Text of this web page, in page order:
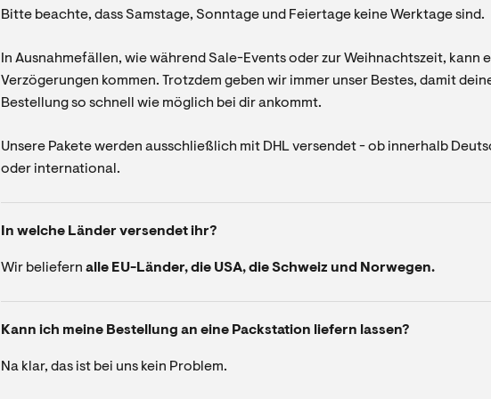
Bitte beachte, dass Samstage, Sonntage und Feiertage keine Werktage sind.
In Ausnahmefällen, wie während Sale-Events oder zur Weihnachtszeit, kann
Verzögerungen kommen. Trotzdem geben wir immer unser Bestes, damit
Bestellung so schnell wie möglich bei dir ankommt.
Unsere Pakete werden ausschließlich mit DHL versendet - ob innerhalb
oder international.
In welche Länder versendet ihr?
Wir beliefern alle EU-Länder, die USA, die Schweiz und Norwegen.
Kann ich meine Bestellung an eine Packstation liefern lassen?
Na klar, das ist bei uns kein Problem.